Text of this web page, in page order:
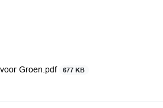
Groen.pdf 677 KB